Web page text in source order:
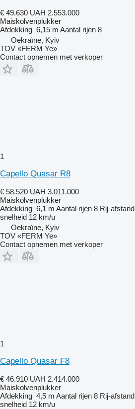
€ 49.630 UAH 2.553.000
Maiskolvenplukker
Afdekking 6,15 m Aantal rijen 8
Oekraïne, Kyiv
TOV «FERM Ye»
Contact opnemen met verkoper
1
Capello Quasar R8
€ 58.520 UAH 3.011.000
Maiskolvenplukker
Afdekking 6,1 m Aantal rijen 8 Rij-afstand
snelheid 12 km/u
Oekraïne, Kyiv
TOV «FERM Ye»
Contact opnemen met verkoper
1
Capello Quasar F8
€ 46.910 UAH 2.414.000
Maiskolvenplukker
Afdekking 4,5 m Aantal rijen 8 Rij-afstand
snelheid 12 km/u